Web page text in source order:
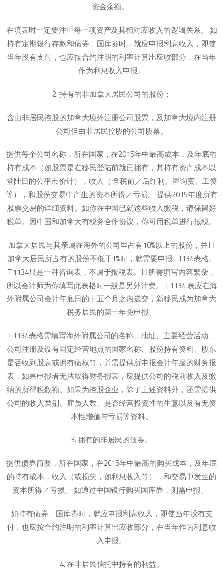
资金余额。
在填表时一定要注重每一项资产及其相对应收入的逻辑关系。 如
持有定期银行存款和债券、国库劵时，就应申报利息收入，即使
当年没有支付，也应按合约注明的利率计算岀应收部分，在当年
作为利息收入申报。
2. 持有的非加拿大居民公司的股份：
含由非居民控股的加拿大境外注册公司股票，及加拿大境内注册
公司但由非居民控股的公司股票。
提供每个公司名称，所在国家，在2015年中最高成本，及年底的
持有成本（如股票是在移民登陆前就已拥有，其持有资产成本以
登陆日的公平市价计），收入（ 含税前／后红利、咨询费、工资
等），和股份交易中产生的资本所得／亏损。 提供2015年度所有
股票交易的详细资料。如你在中国已就这些收入缴税，请保留好
税单。因中国和加拿大有税务合作协议，你可用税单进行抵税。
加拿大居民与其亲属在海外的公司里占有10%以上的股份，并且
加拿大居民所占有的股份不低于1%时，就需要申报T1134表格。
T1134只是一种咨询表，不属于报税表。且所需填写内容繁杂，
所以会计师为你填写此表格时一般是另外计费。 T1134 表应在海
外附属公司会计年底日的十五个月之内递交，新移民成为加拿大
税务居民的第一年免申报。
T1134表格需填写海外附属公司的名称、地址、主要经营活动、
公司注册及设有固定经营地点的国家名称、股份持有资料、股东
是否收到股息或拥有债权等，并需提供所申报会计年度的财务报
表，如果申报者无法取得财务报表，应提供公司的税前收入及缴
纳的所得税数额。如果为控股企业，除了上述资料外，还需提供
公司的收入类别、雇员人数、是否经营投资性的生意以及有无资
本性增值与亏损等资料。
3. 拥有的非居民的债券。
提供债券简要，所在国家，在2015年中最高的购买成本，及年底
的持有成本，收入（或损失，如利息收入等），和交易中发生的
资本所得／亏损。 如通过中国银行购买国库券，则需申报。
如持有债券、国库劵时，就应申报利息收入，即使当年没有支
付，也应按合约注明的利率计算岀应收部分，在当年作为利息收
入申报。
4. 在非居民信托中持有的利益。